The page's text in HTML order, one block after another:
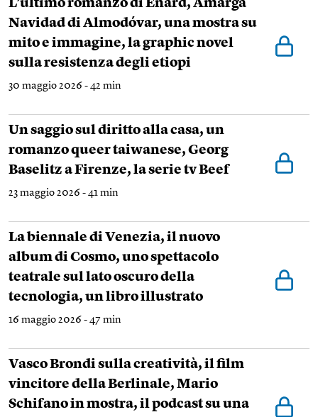
L’ultimo romanzo di Énard, Amarga
Navidad di Almodóvar, una mostra su
mito e immagine, la graphic novel
sulla resistenza degli etiopi
30 maggio 2026 - 42 min
Un saggio sul diritto alla casa, un
romanzo queer taiwanese, Georg
Baselitz a Firenze, la serie tv Beef
23 maggio 2026 - 41 min
La biennale di Venezia, il nuovo
album di Cosmo, uno spettacolo
teatrale sul lato oscuro della
tecnologia, un libro illustrato
16 maggio 2026 - 47 min
Vasco Brondi sulla creatività, il film
vincitore della Berlinale, Mario
Schifano in mostra, il podcast su una